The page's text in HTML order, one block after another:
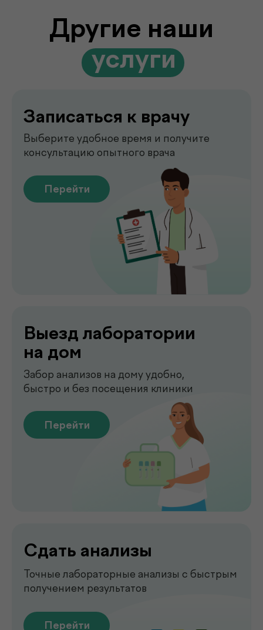
Точные лабораторные анализы с быстрым
Рентген
Комплексная диагностика для
на дом
быстро и без посещения клиники
Перейти